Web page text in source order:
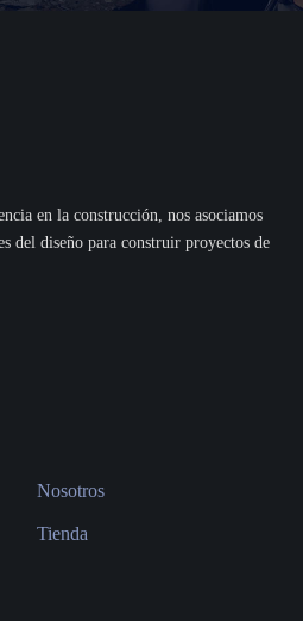
en la construcción, nos asociamos
del diseño para construir proyectos de
Nosotros
Tienda